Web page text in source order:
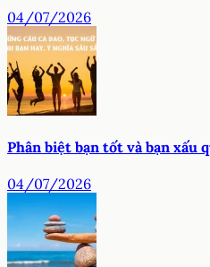
04/07/2026
Phân biệt bạn tốt và bạn xấu
04/07/2026